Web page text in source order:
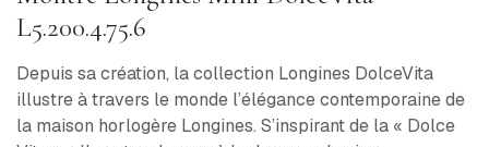
L5.200.4.75.6
Depuis sa création, la collection Longines DolceVita
illustre à travers le monde l’élégance contemporaine de
la maison horlogère Longines. S’inspirant de la « Dolce